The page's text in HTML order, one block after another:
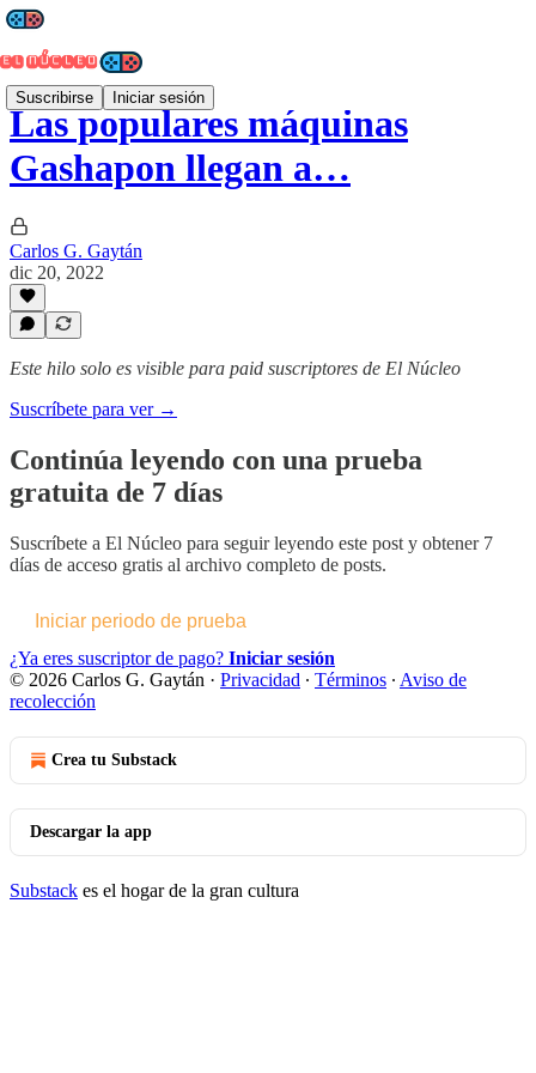
Suscribirse Iniciar sesión
Las populares máquinas
Gashapon llegan a…
Carlos G. Gaytán
dic 20, 2022
Este hilo solo es visible para paid suscriptores de El Núcleo
Suscríbete para ver →
Continúa leyendo con una prueba
gratuita de 7 días
Suscríbete a El Núcleo para seguir leyendo este post y obtener 7
días de acceso gratis al archivo completo de posts.
Iniciar periodo de prueba
¿Ya eres suscriptor de pago? Iniciar sesión
© 2026 Carlos G. Gaytán · Privacidad ∙ Términos ∙ Aviso de
recolección
Crea tu Substack
Descargar la app
Substack es el hogar de la gran cultura